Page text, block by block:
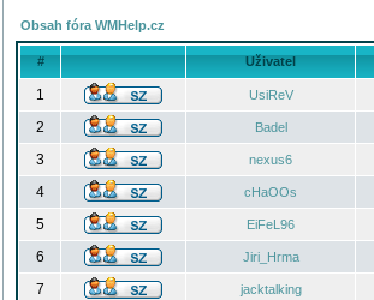
Obsah fóra WMHelp.cz
# Uživatel
1 UsiReV
2
Badel
3
nexus6
4
cHaOOs
5
EiFeL96
6
Jiri_Hrma
7
jacktalking